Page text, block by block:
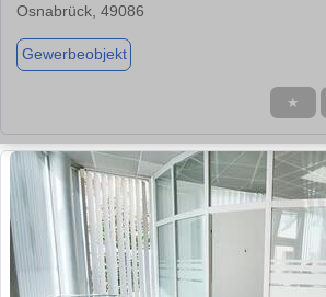
Osnabrück, 49086
Gewerbeobjekt
★